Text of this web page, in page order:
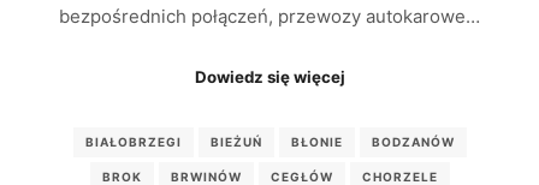
bezpośrednich połączeń, przewozy autokarowe…
Dowiedz się więcej
BIAŁOBRZEGI BIEŻUŃ BŁONIE BODZANÓW
BROK BRWINÓW CEGŁÓW CHORZELE